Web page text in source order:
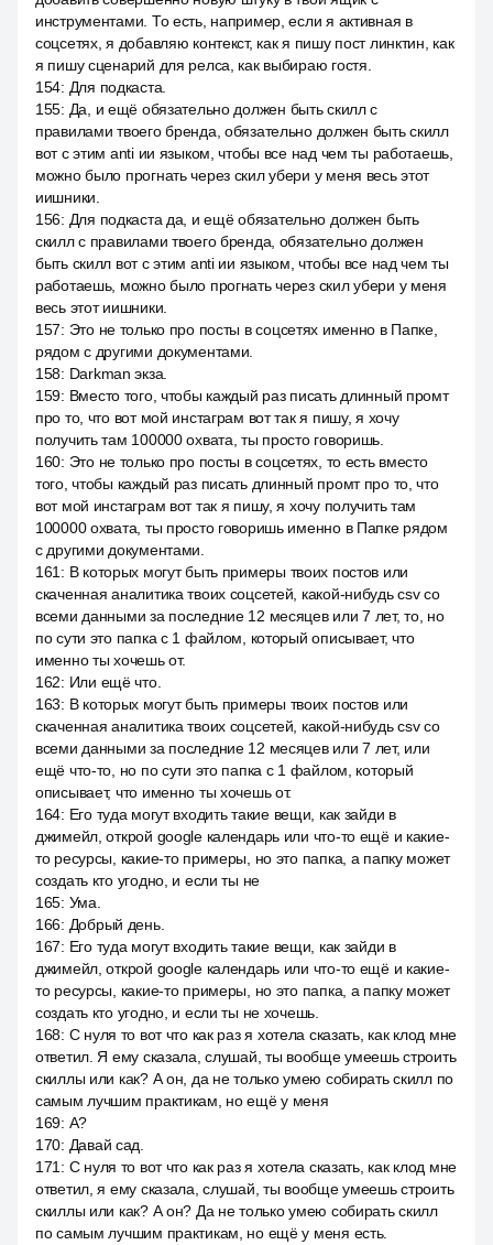
инструментами. То есть, например, если я активная в
соцсетях, я добавляю контекст, как я пишу пост линктин, как
я пишу сценарий для релса, как выбираю гостя.
154: Для подкаста.
155: Да, и ещё обязательно должен быть скилл с
правилами твоего бренда, обязательно должен быть скилл
вот с этим anti ии языком, чтобы все над чем ты работаешь,
можно было прогнать через скил убери у меня весь этот
иишники.
156: Для подкаста да, и ещё обязательно должен быть
скилл с правилами твоего бренда, обязательно должен
быть скилл вот с этим anti ии языком, чтобы все над чем ты
работаешь, можно было прогнать через скил убери у меня
весь этот иишники.
157: Это не только про посты в соцсетях именно в Папке,
рядом с другими документами.
158: Darkman экза.
159: Вместо того, чтобы каждый раз писать длинный промт
про то, что вот мой инстаграм вот так я пишу, я хочу
получить там 100000 охвата, ты просто говоришь.
160: Это не только про посты в соцсетях, то есть вместо
того, чтобы каждый раз писать длинный промт про то, что
вот мой инстаграм вот так я пишу, я хочу получить там
100000 охвата, ты просто говоришь именно в Папке рядом
с другими документами.
161 : В которых могут быть примеры твоих постов или
скаченная аналитика твоих соцсетей, какой-нибудь csv со
всеми данными за последние 12 месяцев или 7 лет, то, но
по сути это папка с 1 файлом, который описывает, что
именно ты хочешь от.
162: Или ещё что.
163: В которых могут быть примеры твоих постов или
скаченная аналитика твоих соцсетей, какой-нибудь csv со
всеми данными за последние 12 месяцев или 7 лет, или
ещё что-то, но по сути это папка с 1 файлом, который
описывает, что именно ты хочешь от.
164: Его туда могут входить такие вещи, как зайди в
джимейл, открой google календарь или что-то ещё и какие-
то ресурсы, какие-то примеры, но это папка, а папку может
создать кто угодно, и если ты не
165: Ума.
166: Добрый день.
167: Его туда могут входить такие вещи, как зайди в
джимейл, открой google календарь или что-то ещё и какие-
то ресурсы, какие-то примеры, но это папка, а папку может
создать кто угодно, и если ты не хочешь.
168: С нуля то вот что как раз я хотела сказать, как клод мне
ответил. Я ему сказала, слушай, ты вообще умеешь строить
скиллы или как? А он, да не только умею собирать скилл по
самым лучшим практикам, но ещё у меня
169: А?
170: Давай сад.
171 : С нуля то вот что как раз я хотела сказать, как клод мне
ответил, я ему сказала, слушай, ты вообще умеешь строить
скиллы или как? А он? Да не только умею собирать скилл
по самым лучшим практикам, но ещё у меня есть.